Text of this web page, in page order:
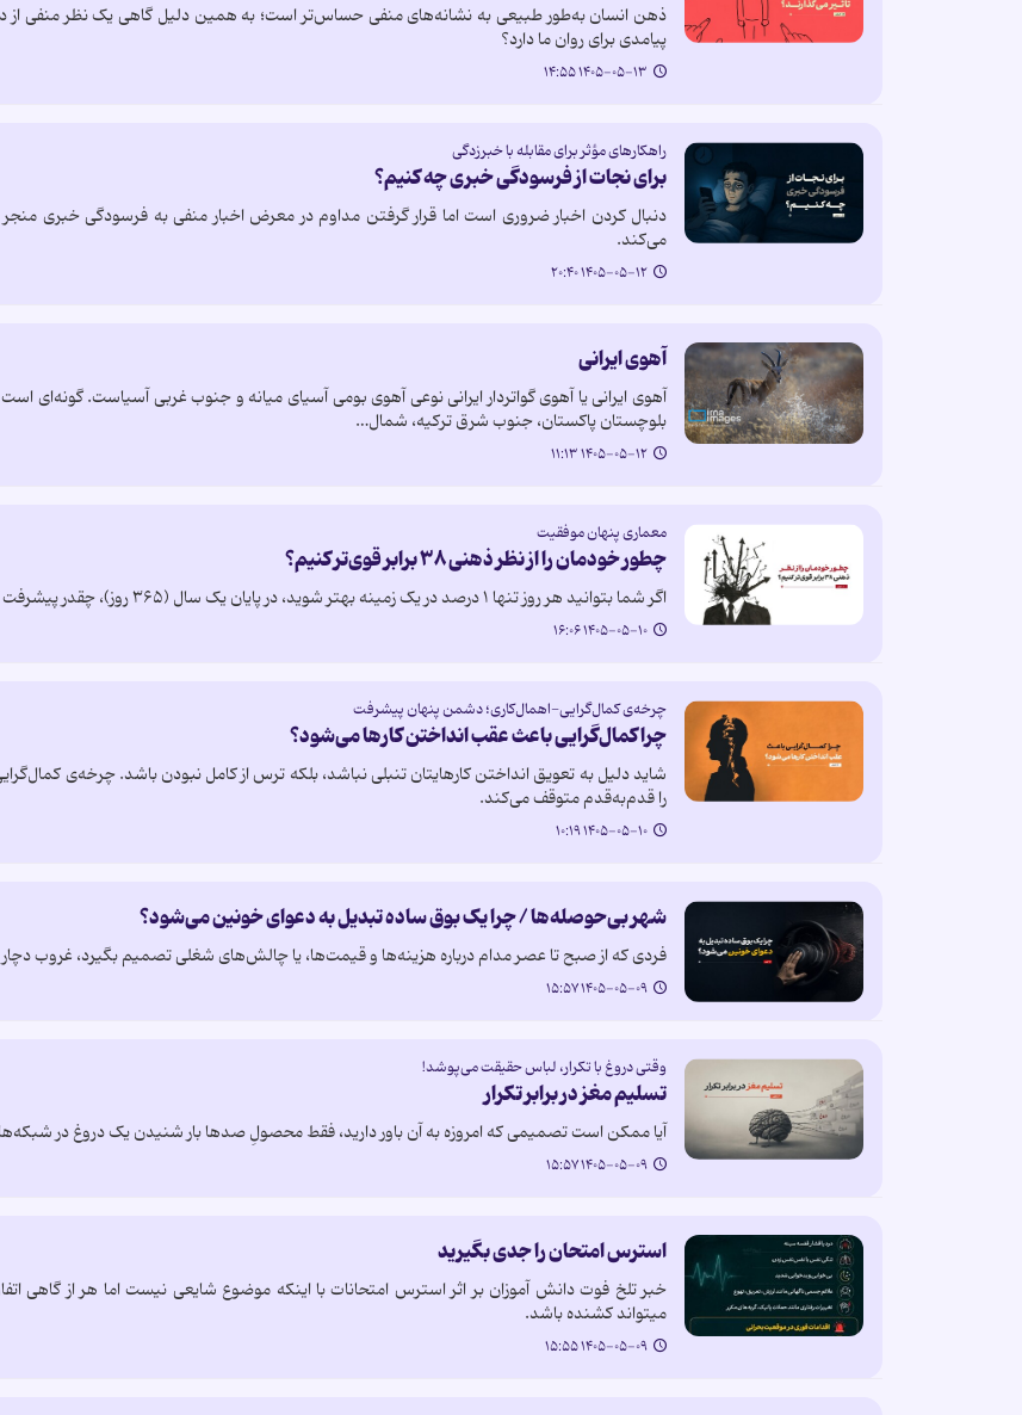
ذهن انسان به‌طور طبیعی به نشانه‌های منفی حساس‌تر است؛ به همین دلیل گاهی یک نظر منفی از
پیامدی برای روان ما دارد؟
۱۴۰۵-۰۵-۱۳ ۱۴:۵۵
راهکارهای مؤثر برای مقابله با خبرزدگی
برای نجات از فرسودگی خبری چه کنیم؟
دنبال کردن اخبار ضروری است اما قرار گرفتن مداوم در معرض اخبار منفی به فرسودگی خبری منجر
می‌کند.
۱۴۰۵-۰۵-۱۲ ۲۰:۴۰
آهوی ایرانی
آهوی ایرانی یا آهوی گواتردار ایرانی نوعی آهوی بومی آسیای میانه و جنوب غربی آسیاست. گونه‌ای
بلوچستان پاکستان، جنوب شرق ترکیه، شمال…
۱۴۰۵-۰۵-۱۲ ۱۱:۱۳
معماری پنهان موفقیت
چطور خودمان را از نظر ذهنی ۳۸ برابر قوی‌تر کنیم؟
اگر شما بتوانید هر روز تنها ۱ درصد در یک زمینه بهتر شوید، در پایان یک سال (۳۶۵ روز)، چقدر پیشرفت کرده‌اید؟ ۳۶ درصد؟ ۳۶۵ درصد؟
۱۴۰۵-۰۵-۱۰ ۱۶:۰۶
چرخه‌ی کمال‌گرایی-اهمال‌کاری؛ دشمن پنهان پیشرفت
چرا کمال‌گرایی باعث عقب انداختن کارها می‌شود؟
شاید دلیل به تعویق انداختن کارهایتان تنبلی نباشد، بلکه ترس از کامل نبودن باشد. چرخه‌ی
را قدم‌به‌قدم متوقف می‌کند.
۱۴۰۵-۰۵-۱۰ ۱۰:۱۹
شهر بی‌حوصله‌ها / چرا یک بوق ساده تبدیل به دعوای خونین می‌شود؟
فردی که از صبح تا عصر مدام درباره هزینه‌ها و قیمت‌ها، یا چالش‌های شغلی تصمیم بگیرد، غروب
۱۴۰۵-۰۵-۰۹ ۱۵:۵۷
وقتی دروغ با تکرار، لباس حقیقت می‌پوشد!
تسلیم مغز در برابر تکرار
آیا ممکن است تصمیمی که امروزه به آن باور دارید، فقط محصولِ صدها بار شنیدن یک دروغ در
۱۴۰۵-۰۵-۰۹ ۱۵:۵۷
استرس امتحان را جدی بگیرید
خبر تلخ فوت دانش آموزان بر اثر استرس امتحانات با اینکه موضوع شایعی نیست اما هر از گاهی
میتواند کشنده باشد.
۱۴۰۵-۰۵-۰۹ ۱۵:۵۵